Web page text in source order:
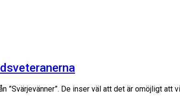
”Svärjevänner”. De inser väl att det är omöjligt